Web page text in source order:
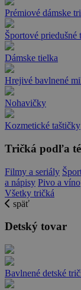
Prémiové dámske
Športové priedušné
Dámske tielka
Hrejivé bavlnené
Nohavičky
Kozmetické taštičky
Tričká podľa
Filmy a seriály
a nápisy Pivo a víno
Všetky tričká
späť
Detský tovar
Bavlnené detské